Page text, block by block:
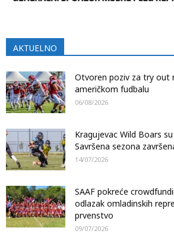
AKTUELNO
Otvoren poziv za try out
američkom fudbalu
06/08/2026
Kragujevac Wild Boars
Savršena sezona
14/07/2026
SAAF pokreće
odlazak omladinskih
prvenstvo
09/07/2026